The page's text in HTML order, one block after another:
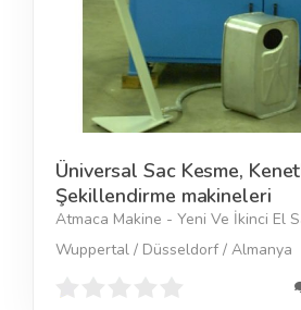
Üniversal Sac Kesme,
Şekillendirme makineleri
Atmaca Makine - Yeni Ve İkinci El
Wuppertal / Düsseldorf / Almanya